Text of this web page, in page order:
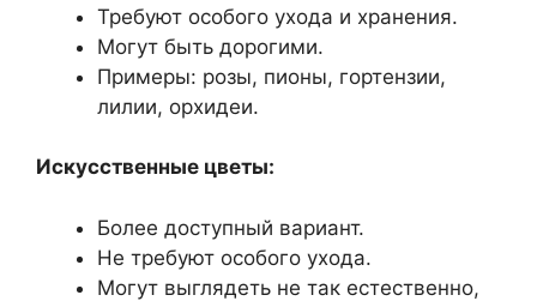
Требуют особого ухода и хранения.
Могут быть дорогими.
Примеры: розы, пионы, гортензии,
лилии, орхидеи.
Искусственные цветы:
Более доступный вариант.
Не требуют особого ухода.
Могут выглядеть не так естественно,